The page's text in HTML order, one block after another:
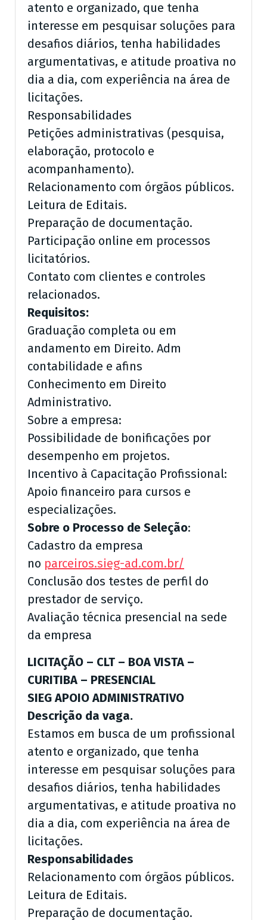
atento e organizado, que tenha
interesse em pesquisar soluções para
desafios diários, tenha habilidades
argumentativas, e atitude proativa no
dia a dia, com experiência na área de
licitações.
Responsabilidades
Petições administrativas (pesquisa,
elaboração, protocolo e
acompanhamento).
Relacionamento com órgãos públicos.
Leitura de Editais.
Preparação de documentação.
Participação online em processos
licitatórios.
Contato com clientes e controles
relacionados.
Requisitos:
Graduação completa ou em
andamento em Direito. Adm
contabilidade e afins
Conhecimento em Direito
Administrativo.
Sobre a empresa:
Possibilidade de bonificações por
desempenho em projetos.
Incentivo à Capacitação Profissional:
Apoio financeiro para cursos e
especializações.
Sobre o Processo de Seleção:
Cadastro da empresa
no parceiros.sieg-ad.com.br/
Conclusão dos testes de perfil do
prestador de serviço.
Avaliação técnica presencial na sede
da empresa
LICITAÇÃO – CLT – BOA VISTA –
CURITIBA – PRESENCIAL
SIEG APOIO ADMINISTRATIVO
Descrição da vaga.
Estamos em busca de um profissional
atento e organizado, que tenha
interesse em pesquisar soluções para
desafios diários, tenha habilidades
argumentativas, e atitude proativa no
dia a dia, com experiência na área de
licitações.
Responsabilidades
Relacionamento com órgãos públicos.
Leitura de Editais.
Preparação de documentação.